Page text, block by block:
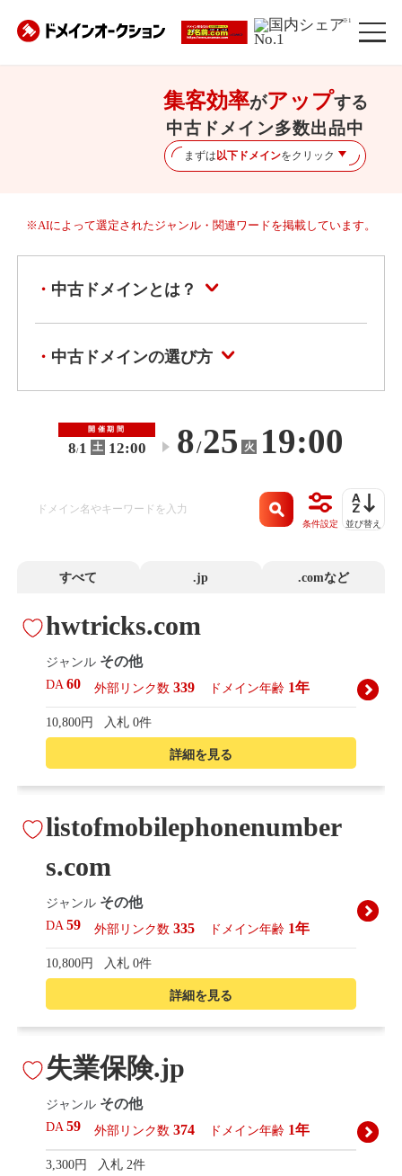
※1
集客効率がアップする
中古ドメイン多数出品中
まずは以下ドメインをクリック
※AIによって選定されたジャンル・関連ワードを掲載しています。
中古ドメインとは？
中古ドメインの選び方
開催期間
8/1 土 12:00 〜 8/25 火 19:00
条件設定 並び替え
すべて .jp .comなど
詳細を見る
hwtricks.com
ジャンル その他
DA60 外部リンク数 339 ドメイン年齢 1年
10,800円 入札 0件
詳細を見る
listofmobilephonenumber
s.com
ジャンル その他
DA59 外部リンク数 335 ドメイン年齢 1年
10,800円 入札 0件
失業保険.jp
ジャンル その他
DA59 外部リンク数 374 ドメイン年齢 1年
3,300円 入札 2件